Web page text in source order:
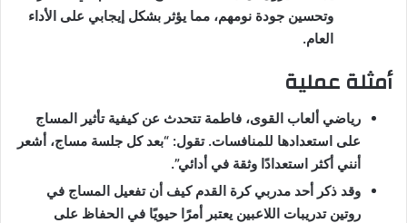
وتحسين جودة نومهم، مما يؤثر بشكل إيجابي على الأداء
العام.
أمثلة عملية
رياضي ألعاب القوى، فاطمة تتحدث عن كيفية تأثير المساج
على استعدادها للمنافسات. تقول: “بعد كل جلسة مساج، أشعر
أنني أكثر استعدادًا وثقة في أدائي”.
وقد ذكر أحد مدربي كرة القدم كيف أن تفعيل المساج في
روتين تدريبات اللاعبين يعتبر أمرًا حيويًا في الحفاظ على